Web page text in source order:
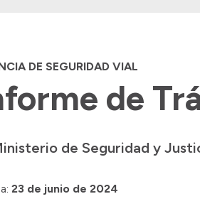
DE SEGURIDAD VIAL
de
de Seguridad y
23 de junio de 2024